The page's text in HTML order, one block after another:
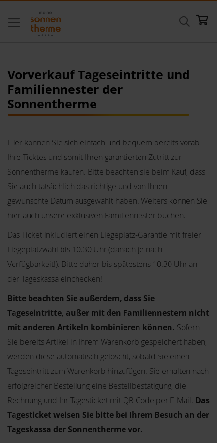
zum
Suche
Vorverkauf Tageseintritte und
Familiennester der
Sonnentherme
Hier können Sie sich einfach und bequem bereits vorab
Ihre Ticktes und somit Ihren garantierten Zutritt zur
Sonnentherme kaufen. Bitte beachten sie beim Kauf, dass
Sie auch tatsächlich das richtige und von Ihnen
gewünschte Datum ausgewählt haben. Weiters können Sie
hier auch unsere exklusiven Familiennester buchen.
Das Ticket inkludiert einen Liegeplatz-Garantie mit freier
Liegeplatzwahl bis 10.30 Uhr (danach je nach
Verfügbarkeit!). Bitte daher bis spätestens 10.30 Uhr an
der Tageskassa einchecken!
Bitte beachten Sie außerdem, dass Sie
Tageseintritte, außer mit den Familiennestern nicht
mit anderen Artikeln kombinieren können. Sofern
Sie bereits Artikel in Ihrem Warenkorb gespeichert haben,
werden diese automatisch gelöscht, sobald Sie einen
Tageseintritt zum Warenkorb hinzufügen. Sie erhalten nach
erfolgreicher Bestellung eine Bestellbestätigung, die
Rechnung und Ihr Tagesticket mit QR Code per E-Mail. Das
Tagesticket weisen Sie bitte bei Ihrem Besuch an der
Tageskassa der Sonnentherme vor.